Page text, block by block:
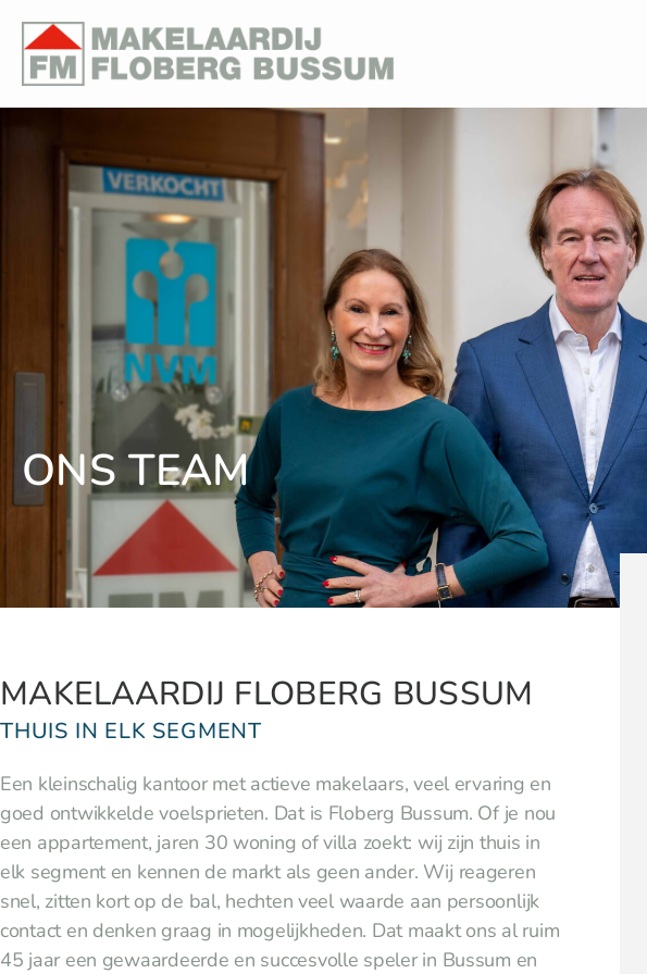
ONS TEAM
MAKELAARDIJ FLOBERG BUSSUM​
THUIS IN ELK SEGMENT​
Een kleinschalig kantoor met actieve makelaars, veel ervaring en
goed ontwikkelde voelsprieten. Dat is Floberg Bussum. Of je nou
een appartement, jaren 30 woning of villa zoekt: wij zijn thuis in
elk segment en kennen de markt als geen ander. Wij reageren
snel, zitten kort op de bal, hechten veel waarde aan persoonlijk
contact en denken graag in mogelijkheden. Dat maakt ons al ruim
45 jaar een gewaardeerde en succesvolle speler in Bussum en